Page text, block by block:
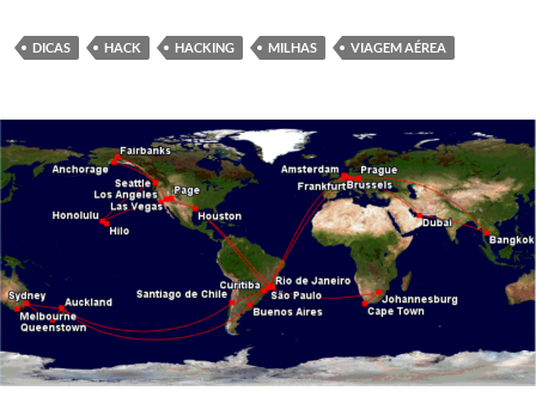
DICAS HACK HACKING MILHAS VIAGEM AÉREA